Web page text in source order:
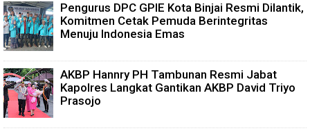
Pengurus DPC GPIE Kota Binjai Resmi Dilantik,
Komitmen Cetak Pemuda Berintegritas
Menuju Indonesia Emas
AKBP Hannry PH Tambunan Resmi Jabat
Kapolres Langkat Gantikan AKBP David Triyo
Prasojo